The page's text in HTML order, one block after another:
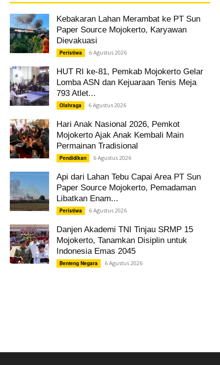
Kebakaran Lahan Merambat ke PT Sun
Paper Source Mojokerto, Karyawan
Dievakuasi
Peristiwa 6 Agustus 2026
HUT RI ke-81, Pemkab Mojokerto Gelar
Lomba ASN dan Kejuaraan Tenis Meja
793 Atlet...
Olahraga 6 Agustus 2026
Hari Anak Nasional 2026, Pemkot
Mojokerto Ajak Anak Kembali Main
Permainan Tradisional
Pendidikan 6 Agustus 2026
Api dari Lahan Tebu Capai Area PT Sun
Paper Source Mojokerto, Pemadaman
Libatkan Enam...
Peristiwa 6 Agustus 2026
Danjen Akademi TNI Tinjau SRMP 15
Mojokerto, Tanamkan Disiplin untuk
Indonesia Emas 2045
Benteng Negara 6 Agustus 2026